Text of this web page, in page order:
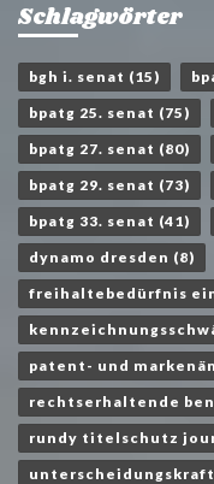
Schlagwörter
bgh i. senat (15)
bpatg 25. senat (75)
bpatg 27. senat (80)
bpatg 29. senat (73)
bpatg 33. senat (41)
dynamo dresden (8)
freihaltebedürfnis
patent- und
rechtserhaltende
rundy titelschutz